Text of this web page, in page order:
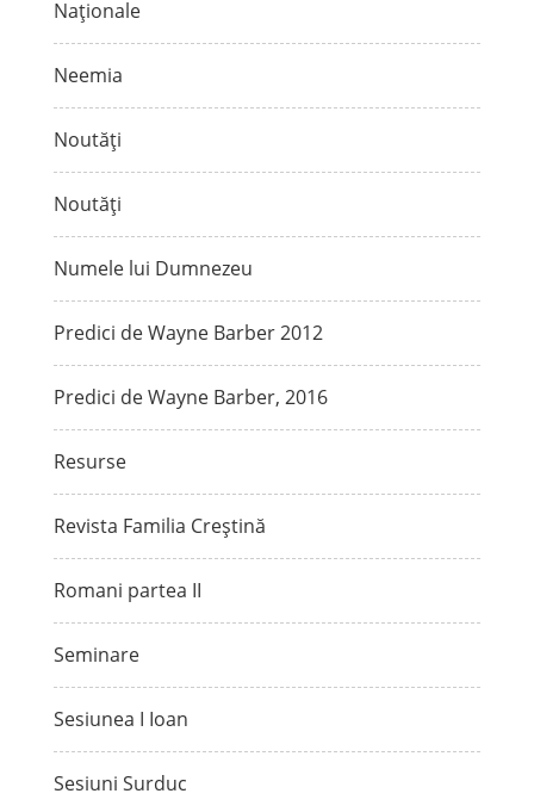
Naționale
Neemia
Noutăți
Noutăți
Numele lui Dumnezeu
Predici de Wayne Barber 2012
Predici de Wayne Barber, 2016
Resurse
Revista Familia Creștină
Romani partea II
Seminare
Sesiunea I Ioan
Sesiuni Surduc